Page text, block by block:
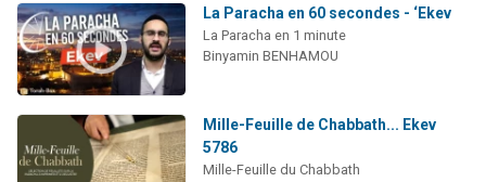
La Paracha en 60 secondes - ‘Ekev
La Paracha en 1 minute
Binyamin BENHAMOU
Mille-Feuille de Chabbath... Ekev
5786
Mille-Feuille du Chabbath